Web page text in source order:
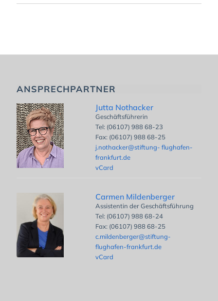
ANSPRECHPARTNER
Jutta Nothacker
Geschäftsführerin
Tel: (06107) 988 68-23
Fax: (06107) 988 68-25
j.nothacker@stiftung- flughafen-
frankfurt.de
vCard
Carmen Mildenberger
Assistentin der Geschäftsführung
Tel: (06107) 988 68-24
Fax: (06107) 988 68-25
c.mildenberger@stiftung-
flughafen-frankfurt.de
vCard